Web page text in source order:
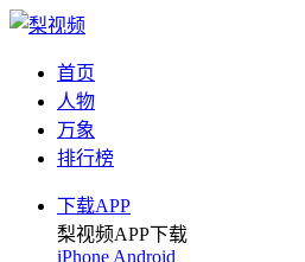
首页
人物
万象
排行榜
下载APP
梨视频APP下载
iPhone Android